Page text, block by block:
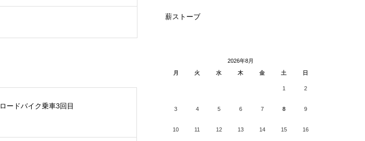
ロードバイク乗車3回目
薪ストーブ
2026年8月
月
火 水 木 金 土 日
1 2
3 4 5 6 7 8 9
10 11 12 13 14 15 16